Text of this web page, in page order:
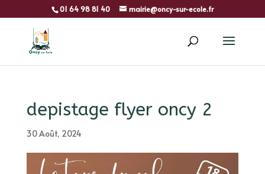
01 64 98 81 40 mairie@oncy-sur-ecole.fr
depistage flyer oncy 2
30 Août, 2024